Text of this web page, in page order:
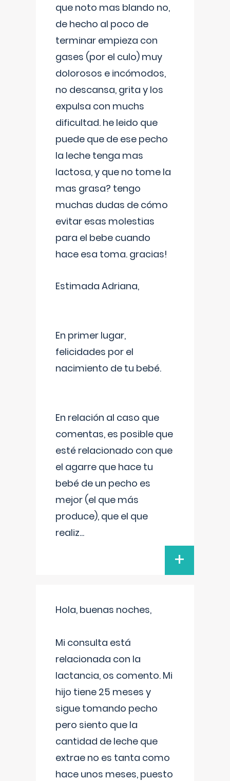
que noto mas blando no,
de hecho al poco de
terminar empieza con
gases (por el culo) muy
dolorosos e incómodos,
no descansa, grita y los
expulsa con muchs
dificultad. he leido que
puede que de ese pecho
la leche tenga mas
lactosa, y que no tome la
mas grasa? tengo
muchas dudas de cómo
evitar esas molestias
para el bebe cuando
hace esa toma. gracias!
Estimada Adriana,
En primer lugar,
felicidades por el
nacimiento de tu bebé.
En relación al caso que
comentas, es posible que
esté relacionado con que
el agarre que hace tu
bebé de un pecho es
mejor (el que más
produce), que el que
realiz...
+
Hola, buenas noches,
Mi consulta está
relacionada con la
lactancia, os comento. Mi
hijo tiene 25 meses y
sigue tomando pecho
pero siento que la
cantidad de leche que
extrae no es tanta como
hace unos meses, puesto